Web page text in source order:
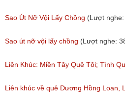
Sao Út Nỡ Vội Lấy Chồng (Lượt nghe:
Sao út nỡ vội lấy chồng (Lượt nghe:
Liên Khúc: Miền Tây Quê Tôi; Tình
Liên khúc về quê Dương Hồng Loan,